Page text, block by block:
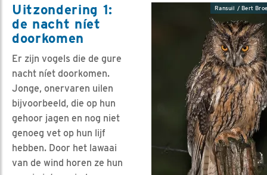
Ransuil / Bert
Uitzondering 1:
de nacht níet
doorkomen
Er zijn vogels die de gure
nacht níet doorkomen.
Jonge, onervaren uilen
bijvoorbeeld, die op hun
gehoor jagen en nog niet
genoeg vet op hun lijf
hebben. Door het lawaai
van de wind horen ze hun